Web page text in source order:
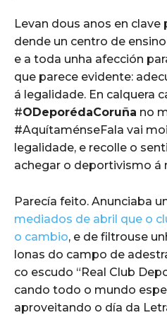
Levan dous anos en
dende un centro de
e a toda unha afección
que parece evidente:
á legalidade. En calquera
#ODeporédaCoruña no
#AquítaménseFala vai
legalidade, e recolle o
achegar o deportivismo á
Parecía feito. Anunciaba
mediados de abril que o
o cambio, e de filtrouse
lonas do campo de
co escudo “Real Club
cando todo o mundo
aproveitando o día da